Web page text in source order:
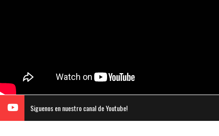
Siguenos en nuestro canal de Youtube!